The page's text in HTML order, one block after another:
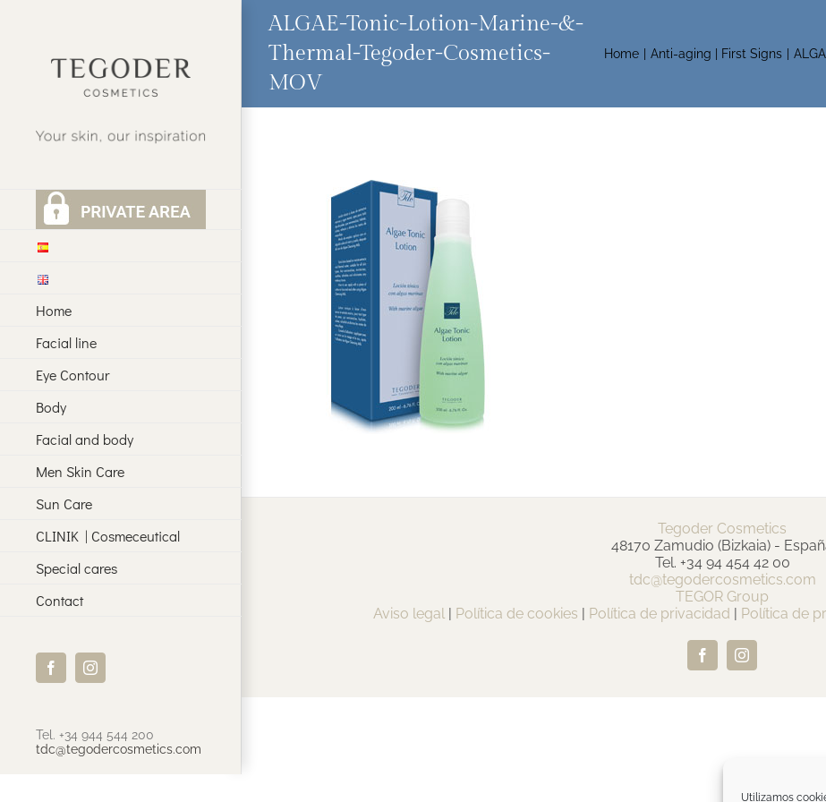
Utilizamos
Home
Facial line
Eye Contour
Body
Facial and body
Men Skin Care
Sun Care
CLINIK | Cosmeceutical
Special cares
Contact
FacebookInstagram
Tel. +34 944 544 200
tdc@tegodercosmetics.com
ALGAE-Tonic-Lotion-Marine-&-
Thermal-Tegoder-Cosmetics-
MOV
Home Anti-aging | First Signs
Tegoder Cosmetics
48170 Zamudio (Bizkaia) -
Tel. +34 94 454 42 00
tdc@tegodercosmetics.com
TEGOR Group
Aviso legal | Política de cookies | Política de privacidad | Política de
FacebookInstagram